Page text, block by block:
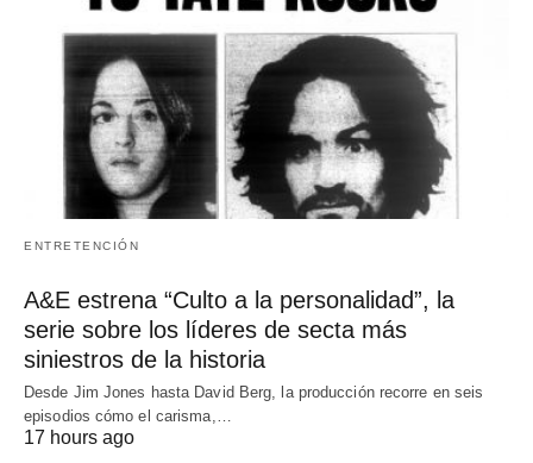
ENTRETENCIÓN
A&E estrena “Culto a la personalidad”, la
serie sobre los líderes de secta más
siniestros de la historia
Desde Jim Jones hasta David Berg, la producción recorre en seis
episodios cómo el carisma,…
17 hours ago